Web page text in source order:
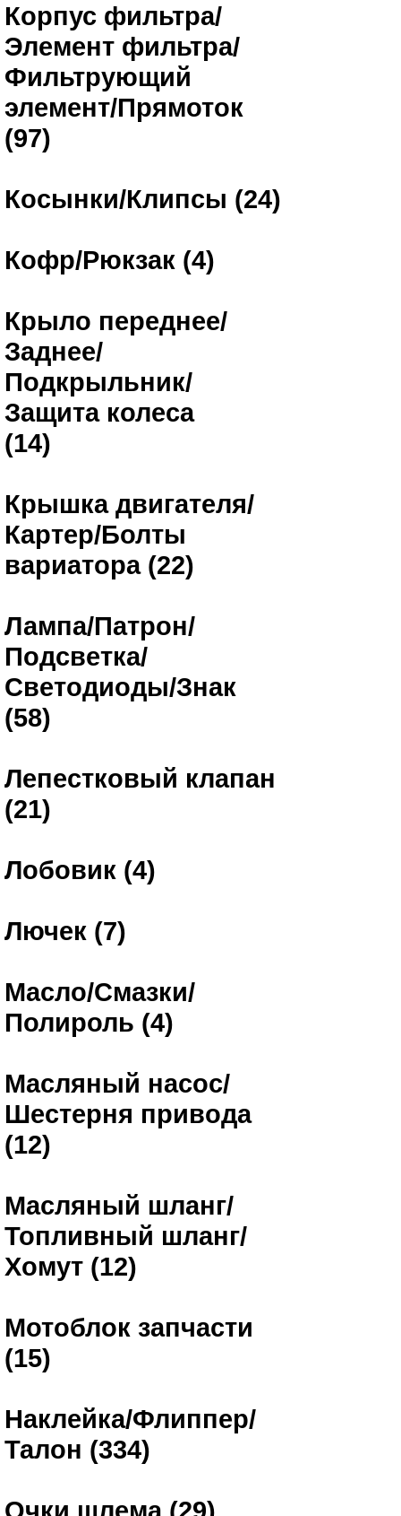
Корпус фильтра/
Элемент фильтра/
Фильтрующий
элемент/Прямоток
(97)
Косынки/Клипсы (24)
Кофр/Рюкзак (4)
Крыло переднее/
Заднее/
Подкрыльник/
Защита колеса
(14)
Крышка двигателя/
Картер/Болты
вариатора (22)
Лампа/Патрон/
Подсветка/
Светодиоды/Знак
(58)
Лепестковый клапан
(21)
Лобовик (4)
Лючек (7)
Масло/Смазки/
Полироль (4)
Масляный насос/
Шестерня привода
(12)
Масляный шланг/
Топливный шланг/
Хомут (12)
Мотоблок запчасти
(15)
Наклейка/Флиппер/
Талон (334)